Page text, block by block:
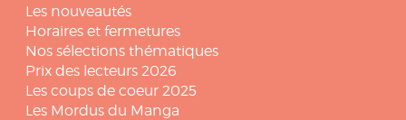
Les nouveautés
Horaires et fermetures
Nos sélections thématiques
Prix des lecteurs 2026
Les coups de coeur 2025
Les Mordus du Manga